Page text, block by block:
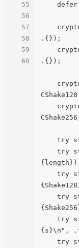
55
56
57
58
59
60
.{});
.{});
{s}\n",